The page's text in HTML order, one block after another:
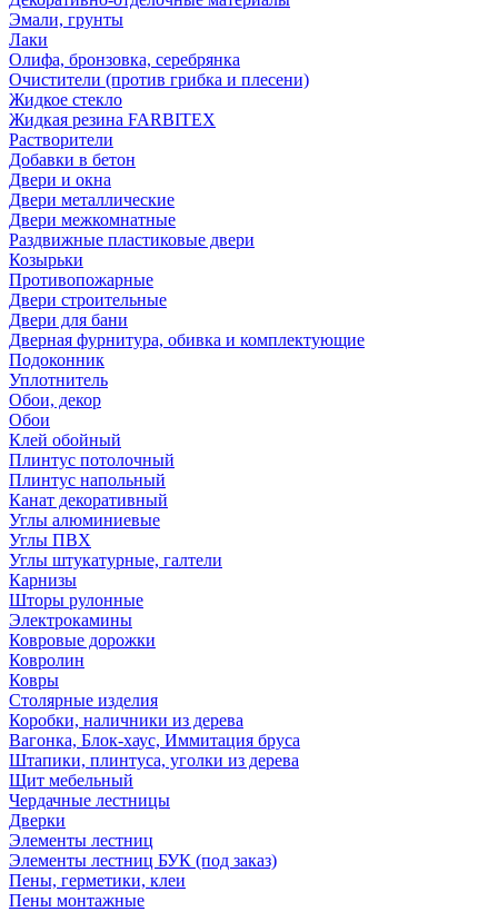
Эмали, грунты
Лаки
Олифа, бронзовка, серебрянка
Очистители (против грибка и плесени)
Жидкое стекло
Жидкая резина FARBITEX
Растворители
Добавки в бетон
Двери и окна
Двери металлические
Двери межкомнатные
Раздвижные пластиковые двери
Козырьки
Противопожарные
Двери строительные
Двери для бани
Дверная фурнитура, обивка и комплектующие
Подоконник
Уплотнитель
Обои, декор
Обои
Клей обойный
Плинтус потолочный
Плинтус напольный
Канат декоративный
Углы алюминиевые
Углы ПВХ
Углы штукатурные, галтели
Карнизы
Шторы рулонные
Электрокамины
Ковровые дорожки
Ковролин
Ковры
Столярные изделия
Коробки, наличники из дерева
Вагонка, Блок-хаус, Иммитация бруса
Штапики, плинтуса, уголки из дерева
Щит мебельный
Чердачные лестницы
Дверки
Элементы лестниц
Элементы лестниц БУК (под заказ)
Пены, герметики, клеи
Пены монтажные